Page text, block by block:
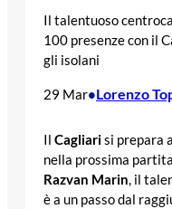
Il talentuoso
100 presenze con il
gli isolani
29 Mar•Lorenzo
Il Cagliarisi prepara
nella prossima
Razvan Marin, il
è a un passo dal